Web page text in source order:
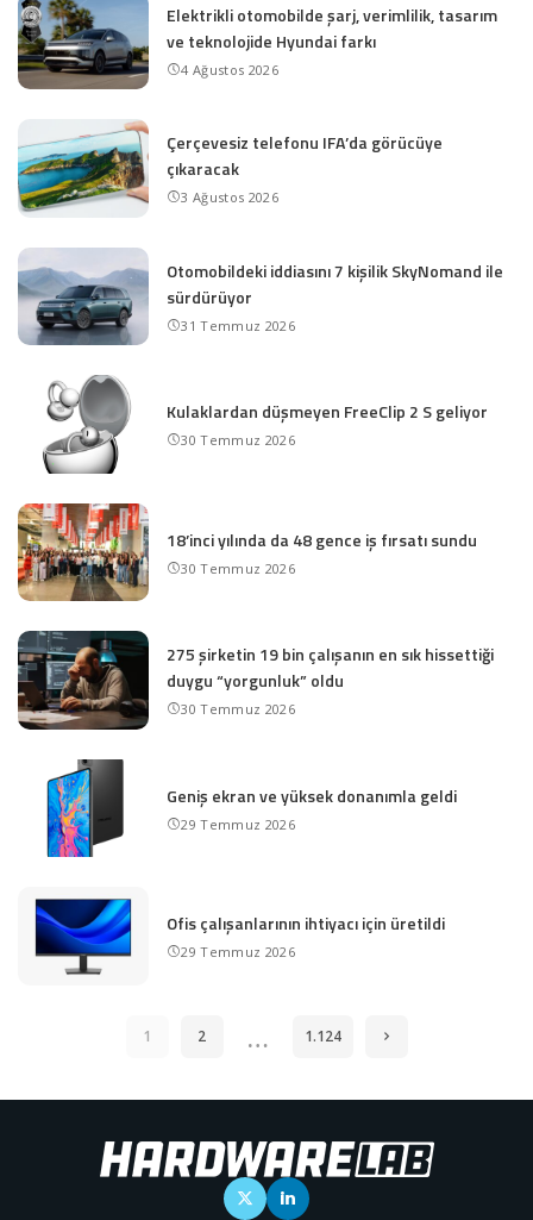
Elektrikli otomobilde şarj, verimlilik, tasarım
ve teknolojide Hyundai farkı
4 Ağustos 2026
Çerçevesiz telefonu IFA’da görücüye
çıkaracak
3 Ağustos 2026
Otomobildeki iddiasını 7 kişilik SkyNomand ile
sürdürüyor
31 Temmuz 2026
Kulaklardan düşmeyen FreeClip 2 S geliyor
30 Temmuz 2026
18’inci yılında da 48 gence iş fırsatı sundu
30 Temmuz 2026
275 şirketin 19 bin çalışanın en sık hissettiği
duygu “yorgunluk” oldu
30 Temmuz 2026
Geniş ekran ve yüksek donanımla geldi
29 Temmuz 2026
Ofis çalışanlarının ihtiyacı için üretildi
29 Temmuz 2026
1 2 … 1.124